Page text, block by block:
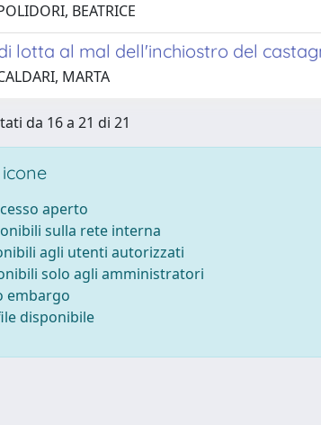
BEATRICE
lotta al mal dell'inchiostro del
MARTA
da 16 a 21 di 21
aperto
sulla rete interna
agli utenti autorizzati
solo agli amministratori
embargo
disponibile